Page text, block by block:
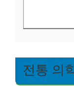
전통 의